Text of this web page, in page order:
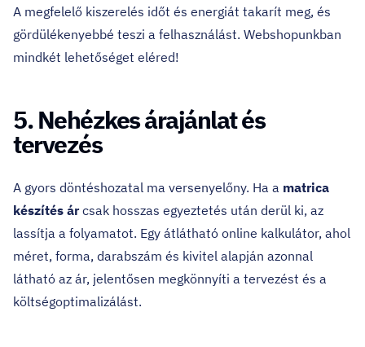
A megfelelő kiszerelés időt és energiát takarít meg, és
gördülékenyebbé teszi a felhasználást. Webshopunkban
mindkét lehetőséget eléred!
5. Nehézkes árajánlat és
tervezés
A gyors döntéshozatal ma versenyelőny. Ha a matrica
készítés árcsak hosszas egyeztetés után derül ki, az
lassítja a folyamatot. Egy átlátható online kalkulátor, ahol
méret, forma, darabszám és kivitel alapján azonnal
látható az ár, jelentősen megkönnyíti a tervezést és a
költségoptimalizálást.